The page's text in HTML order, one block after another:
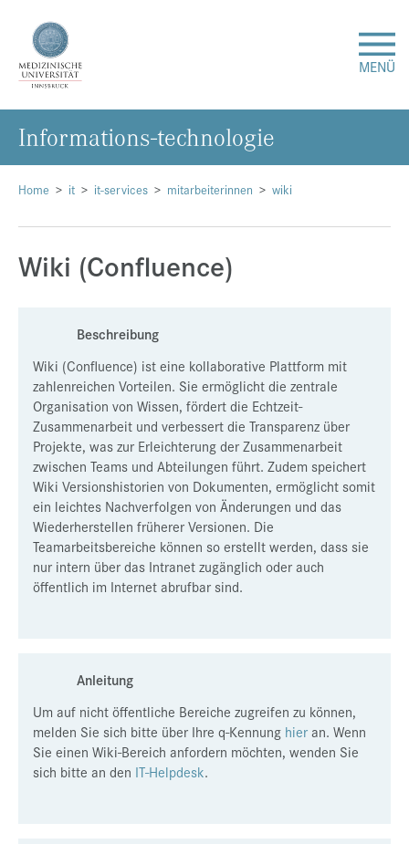
MENÜ
Forschung
Studium & Lehre
Internationales
Events
Presse
Jobs
Kontakt
Datenschutz
Service-Links
Home it it-services mitarbeiterinnen wiki
Wiki (Confluence)
Beschreibung
Wiki (Confluence) ist eine kollaborative Plattform mit
zahlenreichen Vorteilen. Sie ermöglicht die zentrale
Organisation von Wissen, fördert die Echtzeit-
Zusammenarbeit und verbessert die Transparenz über
Projekte, was zur Erleichterung der Zusammenarbeit
zwischen Teams und Abteilungen führt. Zudem speichert
Wiki Versionshistorien von Dokumenten, ermöglicht somit
ein leichtes Nachverfolgen von Änderungen und das
Wiederherstellen früherer Versionen. Die
Teamarbeitsbereiche können so erstellt werden, dass sie
nur intern über das Intranet zugänglich oder auch
öffentlich im Internet abrufbar sind.
Anleitung
Um auf nicht öffentliche Bereiche zugreifen zu können,
melden Sie sich bitte über Ihre q-Kennung hieran. Wenn
Sie einen Wiki-Bereich anfordern möchten, wenden Sie
sich bitte an den IT-Helpdesk.
In­for­ma­ti­ons-tech­no­lo­gie